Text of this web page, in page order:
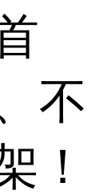
不
！